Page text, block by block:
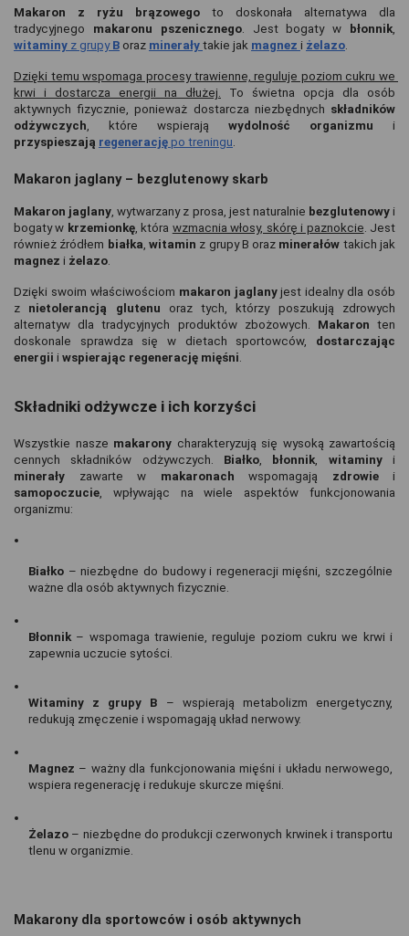
Makaron z ryżu brązowego to doskonała alternatywa dla
tradycyjnego makaronu pszenicznego. Jest bogaty w błonnik
witaminy z grupy B oraz minerały takie jak magnez i żelazo
Dzięki temu wspomaga procesy trawienne, reguluje poziom cukru we
krwi i dostarcza energii na dłużej.
To świetna opcja dla osób
aktywnych fizycznie, ponieważ dostarcza niezbędnych składników
odżywczych , które wspierają wydolność organizmu
przyspieszają regenerację po treningu
Makaron jaglany – bezglutenowy skarb
Makaron jaglany, wytwarzany z prosa, jest naturalnie bezglutenowy i
bogaty w krzemionkę, która wzmacnia włosy, skórę i paznokcie. Jest
również źródłem białka, witamin z grupy B oraz minerałów
magnez i żelazo.
Dzięki swoim właściwościom makaron jaglany jest idealny dla osób
z nietolerancją glutenu oraz tych, którzy poszukują zdrowych
alternatyw dla tradycyjnych produktów zbożowych. Makaron ten
doskonale sprawdza się w dietach sportowców, dostarczając
energii i wspierając regenerację mięśni.
Składniki odżywcze i ich korzyści
Wszystkie nasze makarony charakteryzują się wysoką zawartością
cennych składników odżywczych. Białko błonnik witaminy
minerały zawarte w makaronach wspomagają zdrowie
samopoczucie , wpływając na wiele aspektów funkcjonowania
organizmu:
Białko – niezbędne do budowy i regeneracji mięśni, szczególnie
ważne dla osób aktywnych fizycznie.
Błonnik – wspomaga trawienie, reguluje poziom cukru we krwi i
zapewnia uczucie sytości.
Witaminy z grupy B – wspierają metabolizm energetyczny,
redukują zmęczenie i wspomagają układ nerwowy.
Magnez – ważny dla funkcjonowania mięśni i układu nerwowego,
wspiera regenerację i redukuje skurcze mięśni.
Żelazo – niezbędne do produkcji czerwonych krwinek i transportu
tlenu w organizmie.
Makarony dla sportowców i osób aktywnych